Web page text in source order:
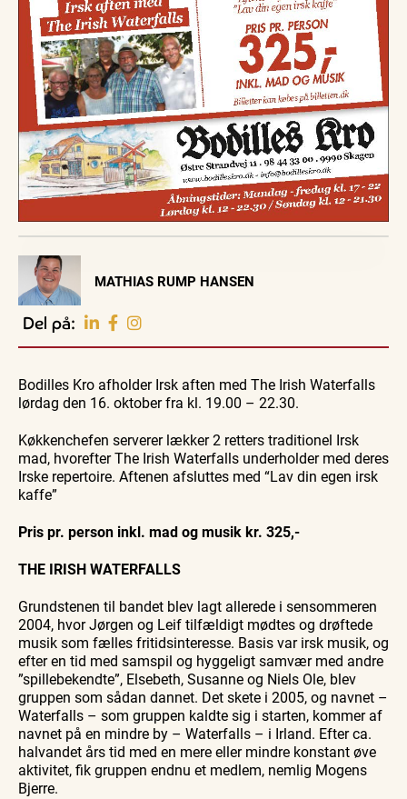
Visit Vendsyssel
EVENTKALENDER
Oplev events i
Vendsyssel
natur og lokale events.
Se events
på Skagen
fra 1937
og
MATHIAS RUMP HANSEN
Del på:
Bodilles Kro afholder Irsk aften med The Irish Waterfalls
lørdag den 16. oktober fra kl. 19.00 – 22.30.
Køkkenchefen serverer lækker 2 retters traditionel Irsk
mad, hvorefter The Irish Waterfalls underholder med deres
Irske repertoire. Aftenen afsluttes med “Lav din egen irsk
kaffe”
Pris pr. person inkl. mad og musik kr. 325,-
THE IRISH WATERFALLS
Grundstenen til bandet blev lagt allerede i sensommeren
2004, hvor Jørgen og Leif tilfældigt mødtes og drøftede
musik som fælles fritidsinteresse. Basis var irsk musik, og
efter en tid med samspil og hyggeligt samvær med andre
”spillebekendte”, Else­beth, Susanne og Niels Ole, blev
gruppen som sådan dannet. Det skete i 2005, og navnet –
Waterfalls – som gruppen kald­te sig i starten, kommer af
navnet på en mindre by – Waterfalls – i Irland. Efter ca.
halvandet års tid med en mere eller mindre konstant øve
aktivitet, fik gruppen endnu et medlem, nemlig Mogens
Bjerre.